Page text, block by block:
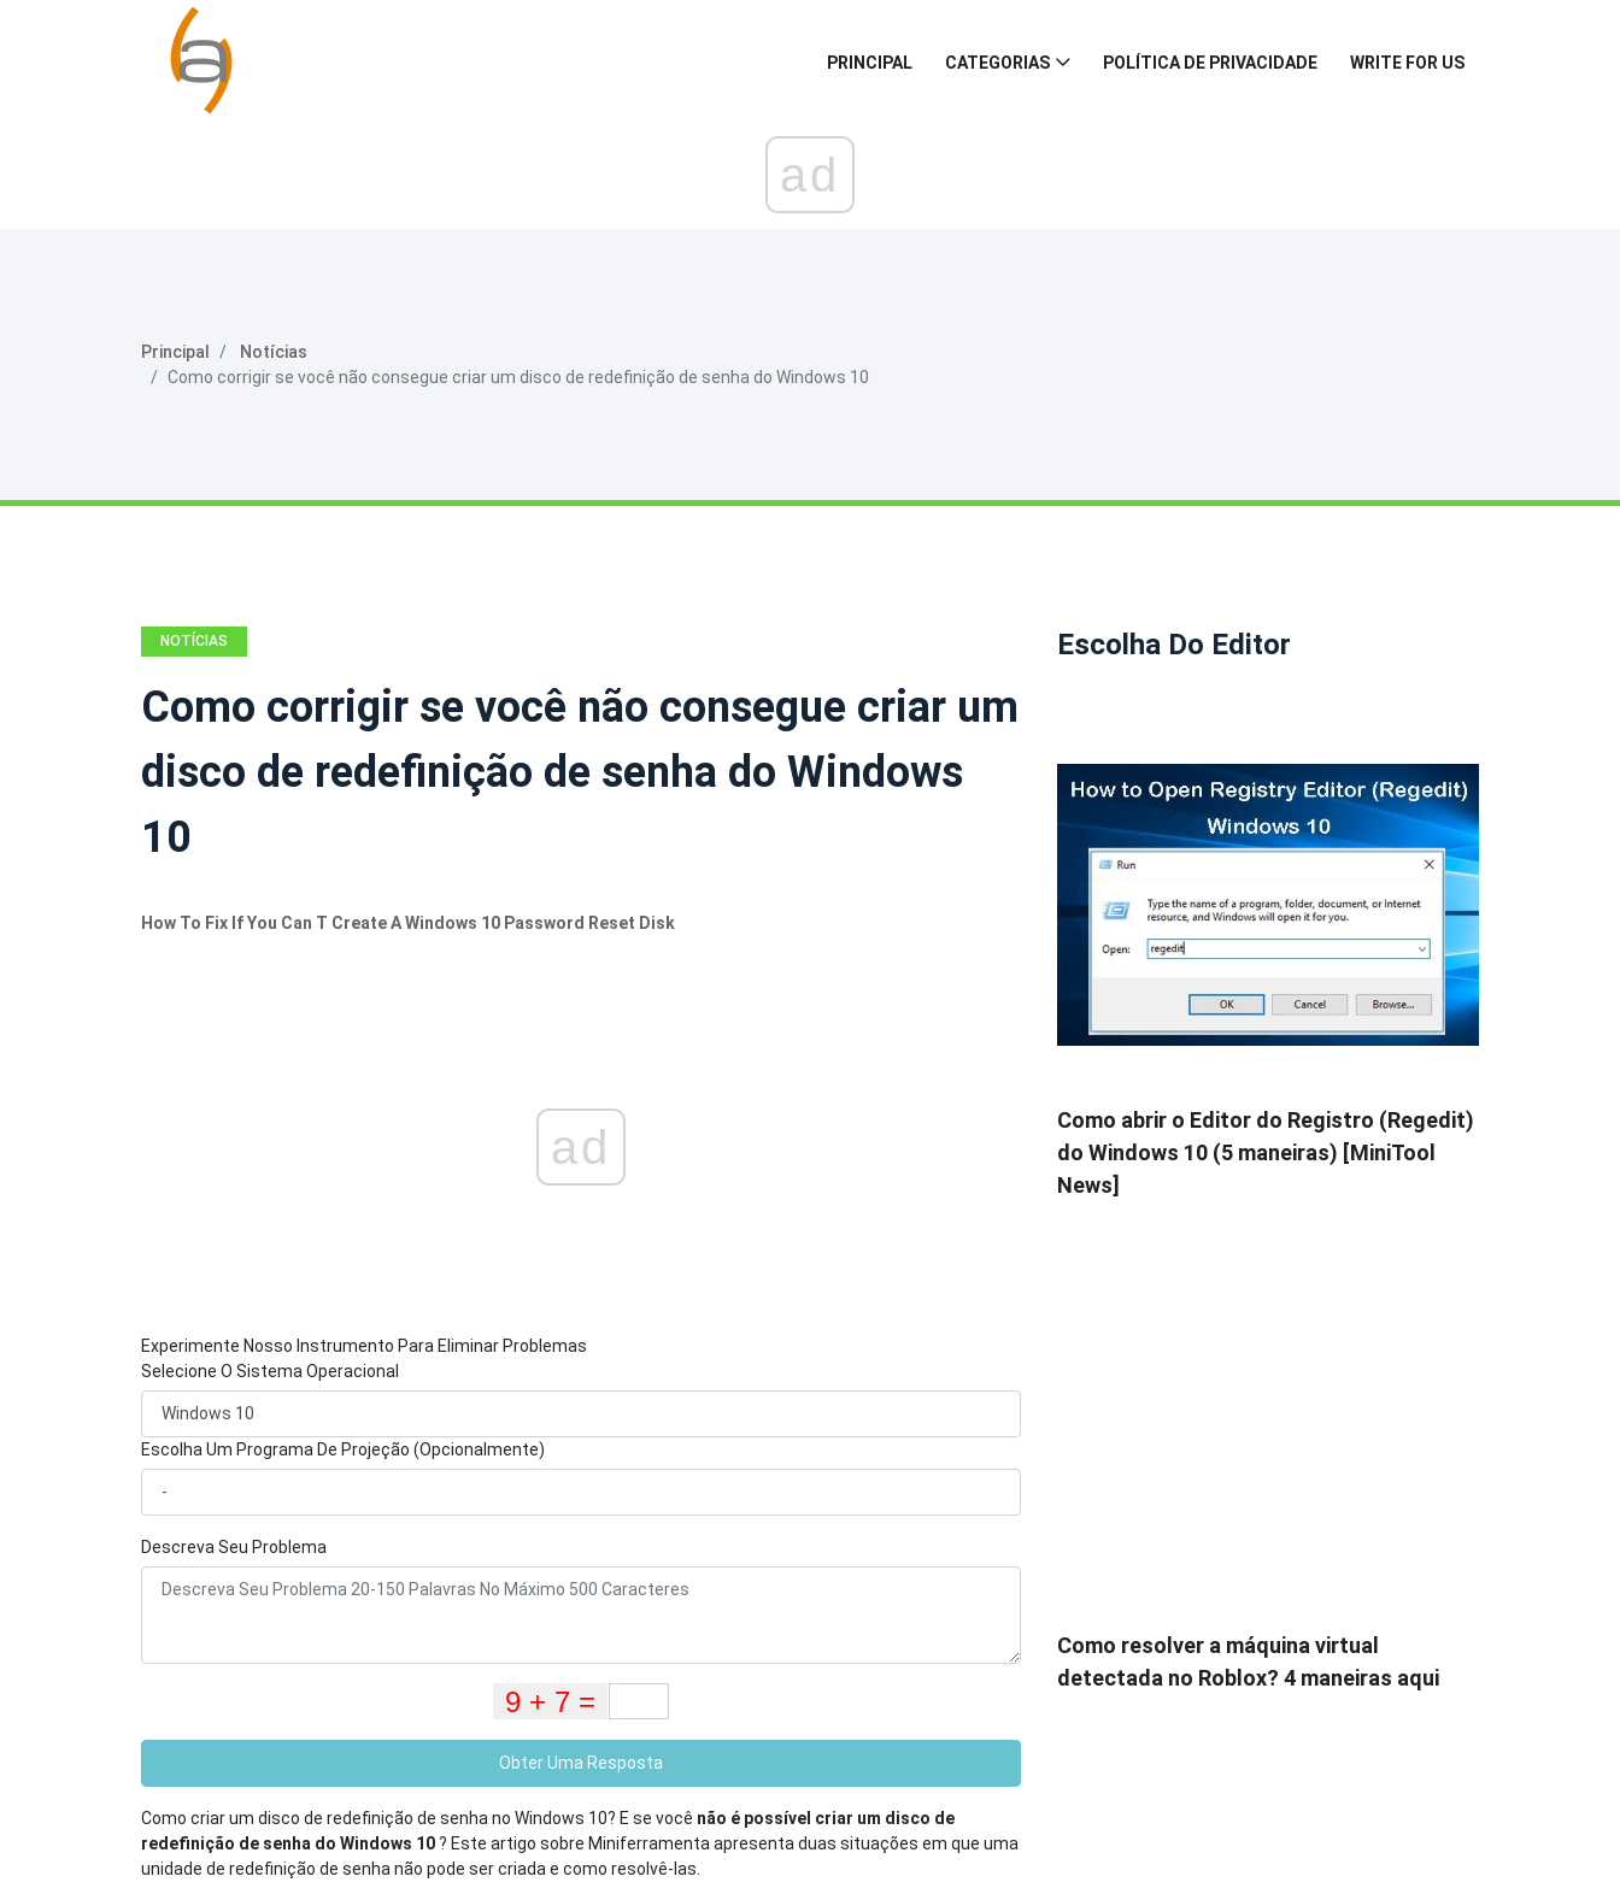
PRINCIPAL CATEGORIAS POLÍTICA DE PRIVACIDADE WRITE FOR US
ad
Principal
Notícias
Como corrigir se você não consegue criar um disco de redefinição de senha do Windows 10
NOTÍCIAS
Como corrigir se você não consegue criar um
disco de redefinição de senha do Windows
10
How To Fix If You Can T Create A Windows 10 Password Reset Disk
ad
Experimente Nosso Instrumento Para Eliminar Problemas
Selecione O Sistema Operacional
Escolha Um Programa De Projeção (Opcionalmente)
Descreva Seu Problema
Obter Uma Resposta
Como criar um disco de redefinição de senha no Windows 10? E se você não é possível criar um disco de
redefinição de senha do Windows 10? Este artigo sobre Miniferramenta apresenta duas situações em que uma
unidade de redefinição de senha não pode ser criada e como resolvê-las.
Escolha Do Editor
Como abrir o Editor do Registro (Regedit)
do Windows 10 (5 maneiras) [MiniTool
News]
Como resolver a máquina virtual
detectada no Roblox? 4 maneiras aqui